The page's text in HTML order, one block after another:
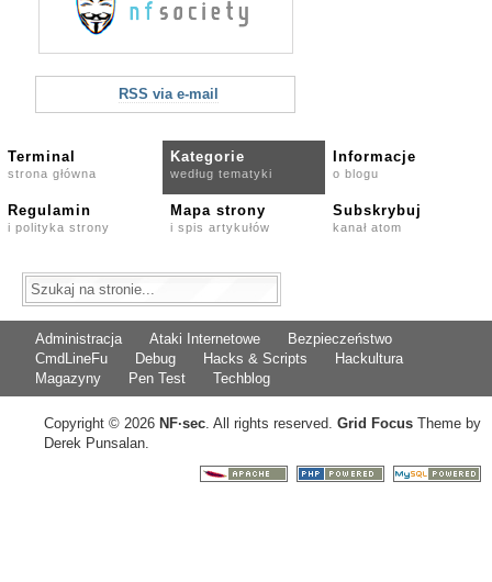
RSS via e-mail
Terminal
strona główna
Kategorie
według tematyki
Informacje
o blogu
Regulamin
i polityka strony
Mapa strony
i spis artykułów
Subskrybuj
kanał atom
Administracja Ataki Internetowe
Bezpieczeństwo
CmdLineFu
Debug Hacks & Scripts
Hackultura
Magazyny
Pen Test Techblog
Copyright © 2026 NF·sec. All rights reserved. Grid Focus Theme by
Derek Punsalan.